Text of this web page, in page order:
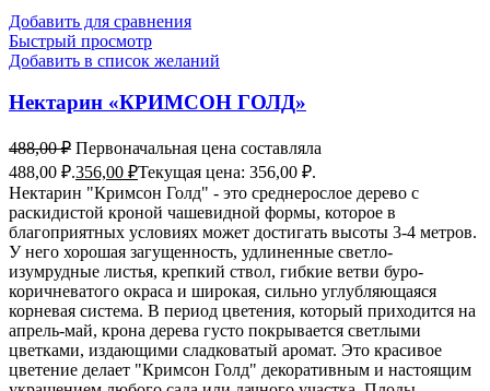
Добавить для сравнения
Быстрый просмотр
Добавить в список желаний
Нектарин «КРИМСОН ГОЛД»
488,00₽ Первоначальная цена составляла
488,00 ₽.356,00 ₽Текущая цена: 356,00 ₽.
Нектарин "Кримсон Голд" - это среднерослое дерево с
раскидистой кроной чашевидной формы, которое в
благоприятных условиях может достигать высоты 3-4 метров.
У него хорошая загущенность, удлиненные светло-
изумрудные листья, крепкий ствол, гибкие ветви буро-
коричневатого окраса и широкая, сильно углубляющаяся
корневая система. В период цветения, который приходится на
апрель-май, крона дерева густо покрывается светлыми
цветками, издающими сладковатый аромат. Это красивое
цветение делает "Кримсон Голд" декоративным и настоящим